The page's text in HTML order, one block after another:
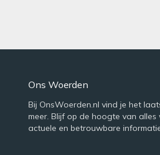
Ons Woerden
Bij OnsWoerden.nl vind je het
meer. Blijf op de hoogte van
actuele en betrouwbare